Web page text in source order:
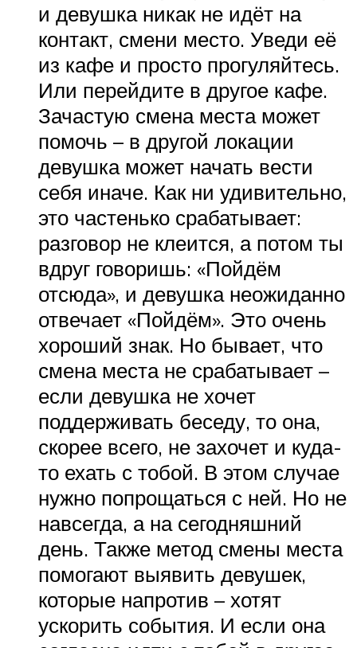
и девушка никак не идёт на
контакт, смени место. Уведи её
из кафе и просто прогуляйтесь.
Или перейдите в другое кафе.
Зачастую смена места может
помочь – в другой локации
девушка может начать вести
себя иначе. Как ни удивительно,
это частенько срабатывает:
разговор не клеится, а потом ты
вдруг говоришь: «Пойдём
отсюда», и девушка неожиданно
отвечает «Пойдём». Это очень
хороший знак. Но бывает, что
смена места не срабатывает –
если девушка не хочет
поддерживать беседу, то она,
скорее всего, не захочет и куда-
то ехать с тобой. В этом случае
нужно попрощаться с ней. Но не
навсегда, а на сегодняшний
день. Также метод смены места
помогают выявить девушек,
которые напротив – хотят
ускорить события. И если она